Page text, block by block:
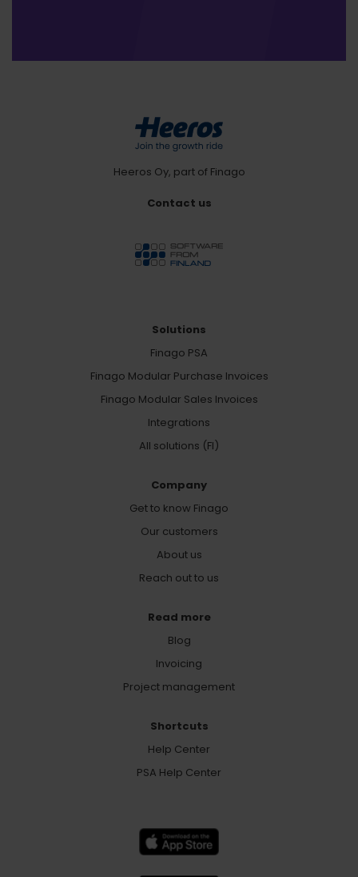
Heeros Oy, part of Finago
Contact us
Solutions
Finago PSA
Finago Modular Purchase Invoices
Finago Modular Sales Invoices
Integrations
All solutions (FI)
Company
Get to know Finago
Our customers
About us
Reach out to us
Read more
Blog
Invoicing
Project management
Shortcuts
Help Center
PSA Help Center